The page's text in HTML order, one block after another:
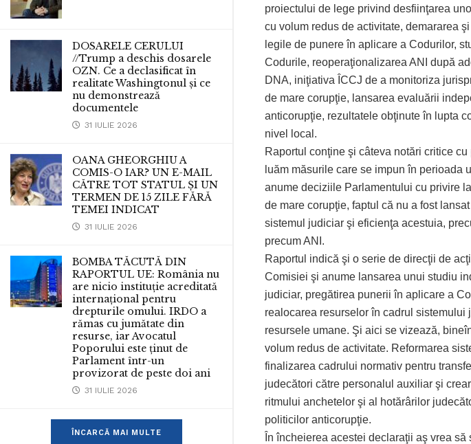
DOSARELE CERULUI
//Trump a deschis dosarele
OZN. Ce a declasificat în
realitate Washingtonul și ce
nu demonstrează
documentele
31 IULIE 2026
OANA GHEORGHIU A
COMIS-O IAR? UN E-MAIL
CĂTRE TOT STATUL ȘI UN
TERMEN DE 15 ZILE FĂRĂ
TEMEI INDICAT
31 IULIE 2026
BOMBA TĂCUTĂ DIN
RAPORTUL UE: România nu
are nicio instituție acreditată
internațional pentru
drepturile omului. IRDO a
rămas cu jumătate din
resurse, iar Avocatul
Poporului este ținut de
Parlament într-un
provizorat de peste doi ani
31 IULIE 2026
ÎNCARCĂ MAI MULTE
proiectului de lege privind desfiinţarea
cu volum redus de activitate, demararea
legile de punere în aplicare a Codurilor,
Codurile, reoperaţionalizarea ANI după
DNA, iniţiativa ÎCCJ de a monitoriza
de mare corupţie, lansarea evaluării
anticorupţie, rezultatele obţinute în lupta
nivel local.
Raportul conţine şi câteva notări critice
luăm măsurile care se impun în perioada
anume deciziile Parlamentului cu privire
de mare corupţie, faptul că nu a fost
sistemul judiciar şi eficienţa acestuia,
precum ANI.
Raportul indică şi o serie de direcţii de
Comisiei şi anume lansarea unui studiu
judiciar, pregătirea punerii în aplicare a
realocarea resurselor în cadrul sistemului
resursele umane. Şi aici se vizează,
volum redus de activitate. Reformarea
finalizarea cadrului normativ pentru
judecători către personalul auxiliar şi
ritmului anchetelor şi al hotărârilor
politicilor anticorupţie.
În încheierea acestei declaraţii aş vrea